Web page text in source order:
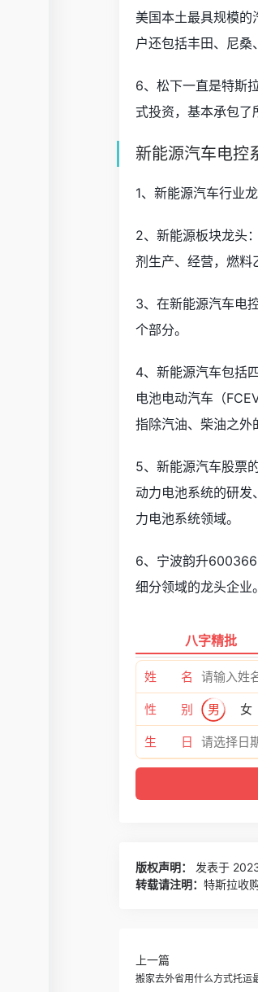
美国本土最具规模的
户还包括丰田、尼桑
6、松下一直是特斯
式投资，基本承包了
新能源汽车电控
1、新能源汽车行业
2、新能源板块龙头
剂生产、经营，燃料
3、在新能源汽车电
个部分。
4、新能源汽车包括
电池电动汽车（
指除汽油、柴油之外
5、新能源汽车股票
动力电池系统的研发
力电池系统领域。
6、宁波韵升
细分领域的龙头企业
八字精批
姓 名
性 别 男 女
生 日
版权声明：
发表于
转载请注明： 特斯拉收
上一篇
搬家去外省用什么方式托运